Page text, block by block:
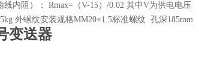
阻）： Rmax=（V-15）/0.02 其中V为供电电压
外螺纹安装规格MM20×1.5标准螺纹 孔深185mm
变送器